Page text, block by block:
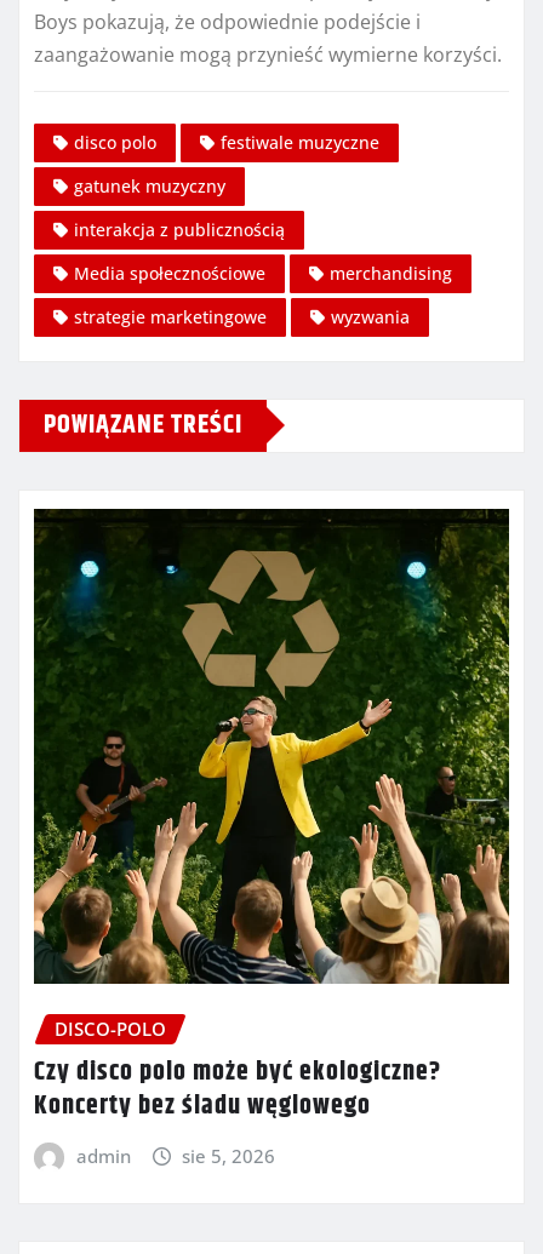
Boys pokazują, że odpowiednie podejście i
zaangażowanie mogą przynieść wymierne korzyści.
disco polo
festiwale muzyczne
gatunek muzyczny
interakcja z publicznością
Media społecznościowe
merchandising
strategie marketingowe
wyzwania
POWIĄZANE TREŚCI
DISCO-POLO
Czy disco polo może być ekologiczne?
Koncerty bez śladu węglowego
admin sie 5, 2026